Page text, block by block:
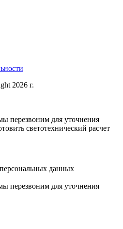
2026 г.
перезвоним для уточнения
светотехнический расчет
данных
перезвоним для уточнения